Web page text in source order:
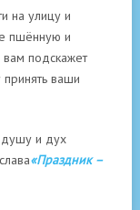
на улицу и
пшённую и
вам подскажет
принять ваши
душу и дух
«Праздник –